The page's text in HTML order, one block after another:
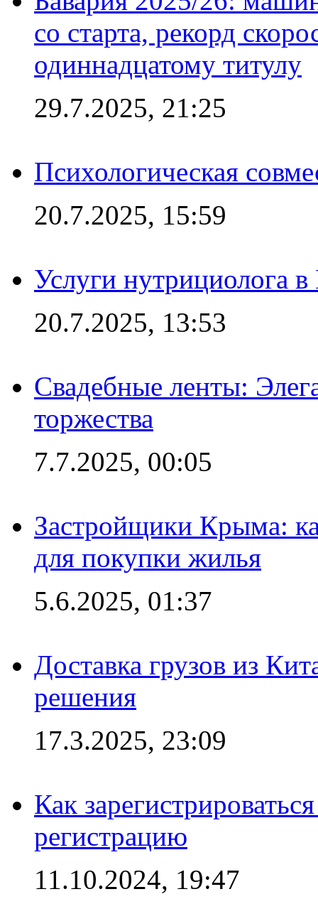
со старта, рекорд
одиннадцатому титулу
29.7.2025, 21:25
Психологическая
20.7.2025, 15:59
Услуги нутрициолога
20.7.2025, 13:53
Свадебные ленты:
торжества
7.7.2025, 00:05
Застройщики Крыма:
для покупки жилья
5.6.2025, 01:37
Доставка грузов из
решения
17.3.2025, 23:09
Как
регистрацию
11.10.2024, 19:47